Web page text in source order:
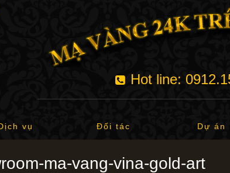
Hot line:
vụ Đối tác Dự án
ma-vang-vina-gold-art